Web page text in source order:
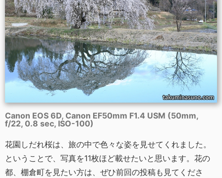
Canon EOS 6D, Canon EF50mm F1.4 USM (50mm,
f/22, 0.8 sec, ISO-100)
花園しだれ桜は、旅の中で色々な姿を見せてくれました。
ということで、写真を11枚ほど載せたいと思います。花の
都、棚倉町を見たい方は、ぜひ前回の投稿も見てくださ